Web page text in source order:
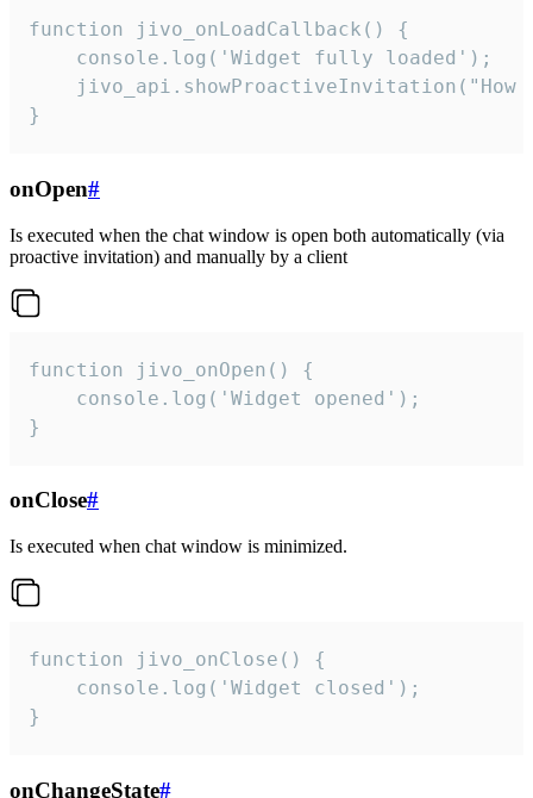
function jivo_onLoadCallback() {
    console.log('Widget fully loaded');
jivo_api.showProactiveInvitation("How
}
onOpen#
Is executed when the chat window is open both automatically (via
proactive invitation) and manually by a client
function jivo_onOpen() {
    console.log('Widget opened');
}
onClose#
Is executed when chat window is minimized.
function jivo_onClose() {
    console.log('Widget closed');
}
onChangeState#